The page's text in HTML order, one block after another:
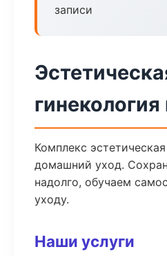
записи
Комплекс
домашний уход.
надолго, обучаем
уходу.
Наши услуги